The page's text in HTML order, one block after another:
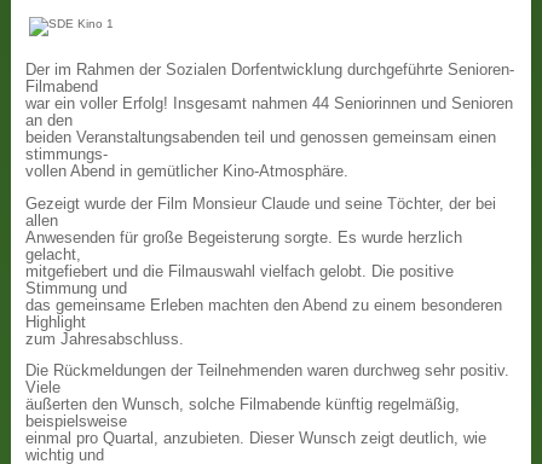
Der im Rahmen der Sozialen Dorfentwicklung durchgeführte Senioren-
Filmabend
war ein voller Erfolg! Insgesamt nahmen 44 Seniorinnen und Senioren
an den
beiden Veranstaltungsabenden teil und genossen gemeinsam einen
stimmungs-
vollen Abend in gemütlicher Kino-Atmosphäre.
Gezeigt wurde der Film Monsieur Claude und seine Töchter, der bei
allen
Anwesenden für große Begeisterung sorgte. Es wurde herzlich
gelacht,
mitgefiebert und die Filmauswahl vielfach gelobt. Die positive
Stimmung und
das gemeinsame Erleben machten den Abend zu einem besonderen
Highlight
zum Jahresabschluss.
Die Rückmeldungen der Teilnehmenden waren durchweg sehr positiv.
Viele
äußerten den Wunsch, solche Filmabende künftig regelmäßig,
beispielsweise
einmal pro Quartal, anzubieten. Dieser Wunsch zeigt deutlich, wie
wichtig und